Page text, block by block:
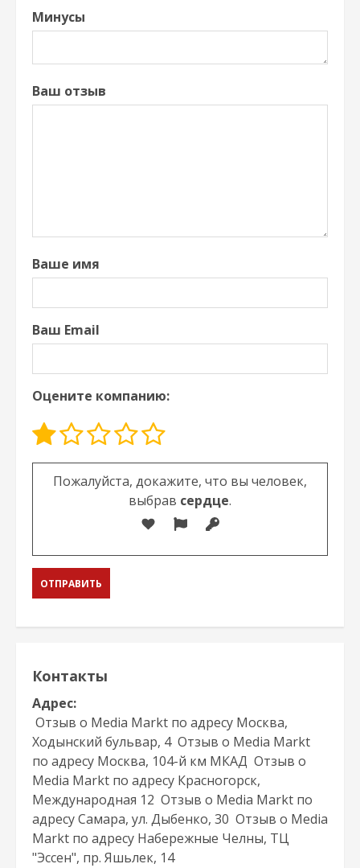
Минусы
Ваш отзыв
Ваше имя
Ваш Email
Оцените компанию:
Оставьте это поле пустым.
Пожалуйста, докажите, что вы человек,
выбрав сердце.
Контакты
Адрес:
Отзыв о Media Markt по адресу Москва,
Ходынский бульвар, 4 Отзыв о Media Markt
по адресу Москва, 104-й км МКАД Отзыв о
Media Markt по адресу Красногорск,
Международная 12 Отзыв о Media Markt по
адресу Самара, ул. Дыбенко, 30 Отзыв о Media
Markt по адресу Набережные Челны, ТЦ
"Эссен", пр. Яшьлек, 14